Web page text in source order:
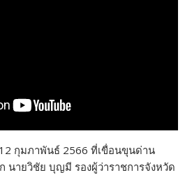
กุมภาพันธ์ 2566 ที่เขื่อนขุนด่าน
นายวิชัย บุญมี รองผู้ว่าราชการจังหวัด